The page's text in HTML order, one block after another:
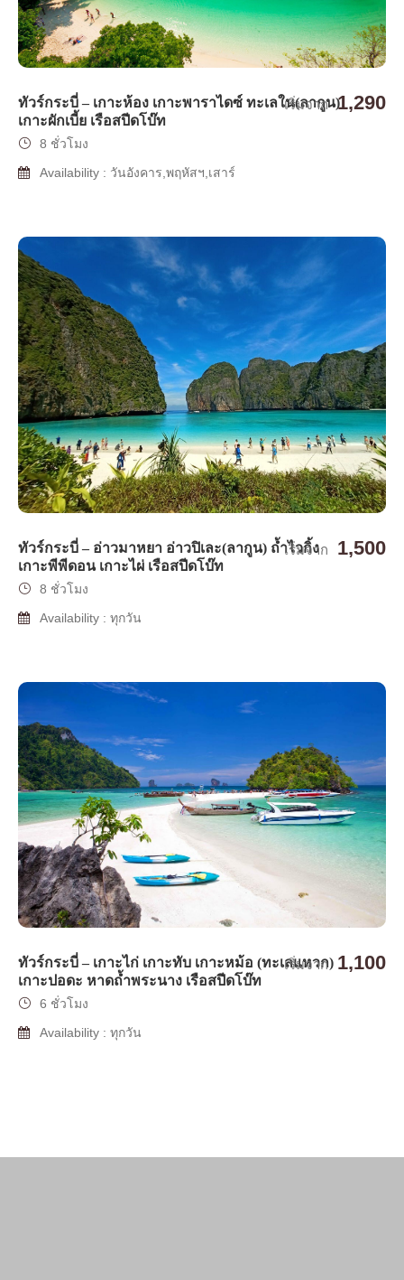
ทัวร์กระบี่ – เกาะห้อง เกาะพาราไดซ์ ทะเลใน(ลากูน)
เกาะผักเบี้ย เรือสปีดโบ๊ท
เริ่มจาก 1,290
8 ชั่วโมง
Availability : วันอังคาร,พฤหัสฯ,เสาร์
ทัวร์กระบี่ – อ่าวมาหยา อ่าวปิเละ(ลากูน) ถ้ำไวกิ้ง
เกาะพีพีดอน เกาะไผ่ เรือสปีดโบ๊ท
เริ่มจาก 1,500
8 ชั่วโมง
Availability : ทุกวัน
ทัวร์กระบี่ – เกาะไก่ เกาะทับ เกาะหม้อ (ทะเลแหวก)
เกาะปอดะ หาดถ้ำพระนาง เรือสปีดโบ๊ท
เริ่มจาก 1,100
6 ชั่วโมง
Availability : ทุกวัน